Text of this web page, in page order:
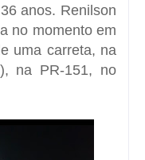
anos. Renilson
no momento em
uma carreta, na
na PR-151, no